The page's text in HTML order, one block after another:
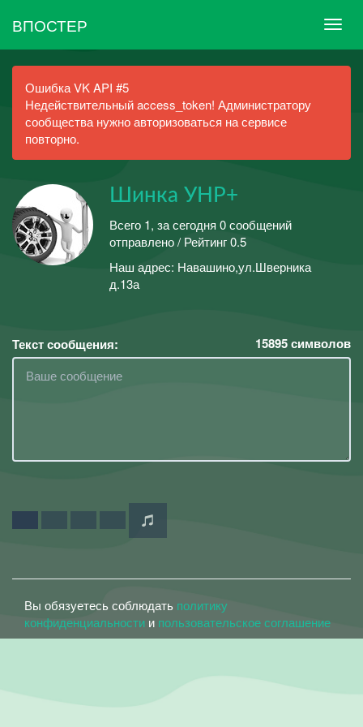
ВПОСТЕР
Ошибка VK API #5
Недействительный access_token! Администратору
сообщества нужно авторизоваться на сервисе
повторно.
Шинка УНР+
Всего 1, за сегодня 0 сообщений
отправлено / Рейтинг 0.5
Наш адрес: Навашино,ул.Шверника
д.13а
Текст сообщения: 15895символов
Вы обязуетесь соблюдать политику
конфиденциальности и пользовательское соглашение